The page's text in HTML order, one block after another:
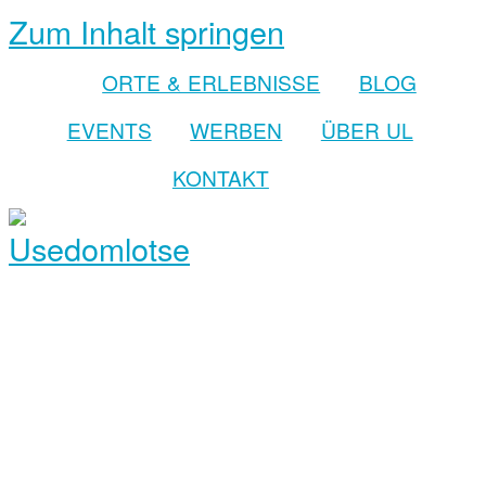
Zum Inhalt springen
ORTE & ERLEBNISSE
BLOG
EVENTS
WERBEN
ÜBER UL
KONTAKT